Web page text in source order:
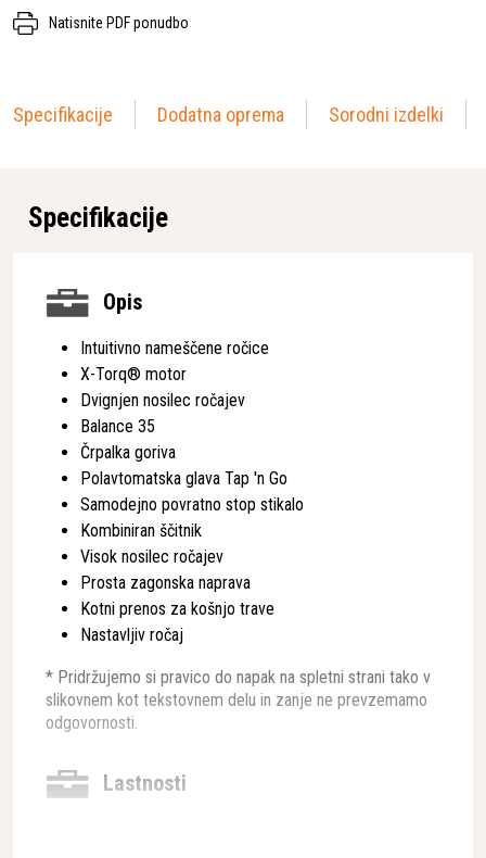
Natisnite PDF ponudbo
Specifikacije Dodatna oprema Sorodni izdelki
Specifikacije
Opis
Intuitivno nameščene ročice
X-Torq® motor
Dvignjen nosilec ročajev
Balance 35
Črpalka goriva
Polavtomatska glava Tap 'n Go
Samodejno povratno stop stikalo
Kombiniran ščitnik
Visok nosilec ročajev
Prosta zagonska naprava
Kotni prenos za košnjo trave
Nastavljiv ročaj
* Pridržujemo si pravico do napak na spletni strani tako v
slikovnem kot tekstovnem delu in zanje ne prevzemamo
odgovornosti.
Lastnosti